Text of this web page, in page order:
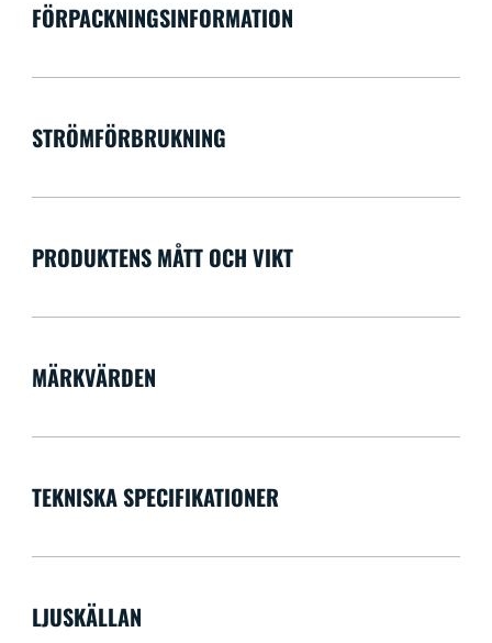
FÖRPACKNINGSINFORMATION
STRÖMFÖRBRUKNING
PRODUKTENS MÅTT OCH VIKT
MÄRKVÄRDEN
TEKNISKA SPECIFIKATIONER
LJUSKÄLLAN